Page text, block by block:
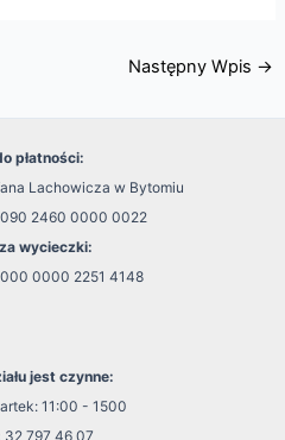
Następny Wpis →
płatności:
Lachowicza w Bytomiu
2460 0000 0022
wycieczki:
0000 2251 4148
jest czynne:
11:00 - 1500
32 797 46 07